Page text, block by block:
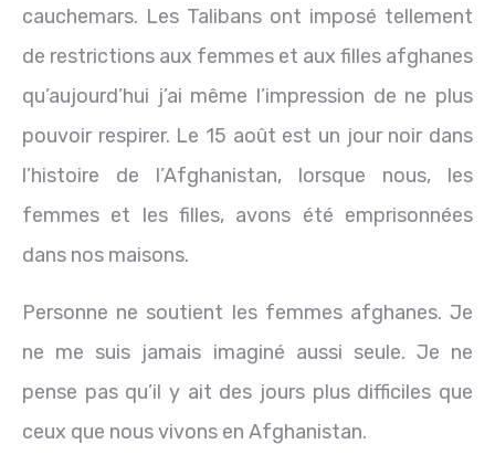
cauchemars. Les Talibans ont imposé tellement
de restrictions aux femmes et aux filles afghanes
qu’aujourd’hui j’ai même l’impression de ne plus
pouvoir respirer. Le 15 août est un jour noir dans
l’histoire de l’Afghanistan, lorsque nous, les
femmes et les filles, avons été emprisonnées
dans nos maisons.
Personne ne soutient les femmes afghanes. Je
ne me suis jamais imaginé aussi seule. Je ne
pense pas qu’il y ait des jours plus difficiles que
ceux que nous vivons en Afghanistan.